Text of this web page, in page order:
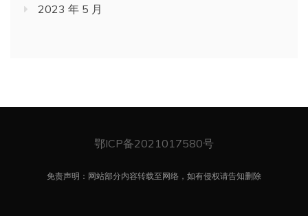
2023 年 5 月
鄂ICP备2021017580号
免责声明：网站部分内容转载至网络，如有侵权请告知删除